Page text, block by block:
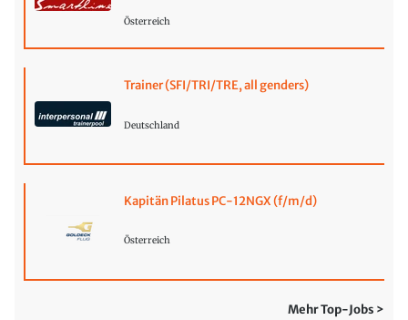
Österreich
Trainer (SFI/TRI/TRE, all genders)
Deutschland
Kapitän Pilatus PC-12NGX (f/m/d)
Österreich
Mehr Top-Jobs >